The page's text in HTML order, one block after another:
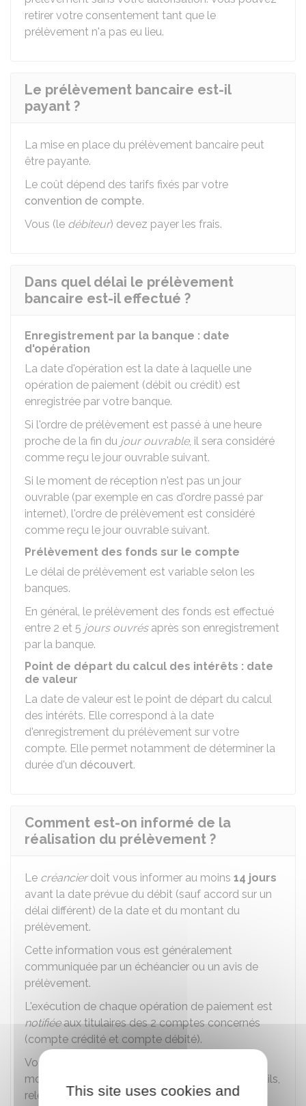
retirer votre consentement tant que le
prélèvement n'a pas eu lieu.
Le prélèvement bancaire est-il
payant ?
La mise en place du prélèvement bancaire peut
être payante.
Le coût dépend des tarifs fixés par votre
convention de compte.
Vous (le débiteur) devez payer les frais.
Dans quel délai le prélèvement
bancaire est-il effectué ?
Enregistrement par la banque : date
d'opération
La date d'opération est la date à laquelle une
opération de paiement (débit ou crédit) est
enregistrée par votre banque.
Si l'ordre de prélèvement est passé à une heure
proche de la fin du jour ouvrable, il sera considéré
comme reçu le jour ouvrable suivant.
Si le moment de réception n'est pas un jour
ouvrable (par exemple en cas d'ordre passé par
internet), l'ordre de prélèvement est considéré
comme reçu le jour ouvrable suivant.
Prélèvement des fonds sur le compte
Le délai de prélèvement est variable selon les
banques.
En général, le prélèvement des fonds est effectué
entre 2 et 5 jours ouvrésaprès son enregistrement
par la banque.
Point de départ du calcul des intérêts : date
de valeur
La date de valeur est le point de départ du calcul
des intérêts. Elle correspond à la date
d'enregistrement du prélèvement sur votre
compte. Elle permet notamment de déterminer la
durée d'un découvert.
Comment est-on informé de la
réalisation du prélèvement ?
Le créancierdoit vous informer au moins 14 jours
avant la date prévue du débit (sauf accord sur un
délai différent) de la date et du montant du
prélèvement.
Cette information vous est généralement
communiquée par un échéancier ou un avis de
prélèvement.
L'exécution de chaque opération de paiement est
notifiéeaux titulaires des 2 comptes concernés
(compte crédité et compte débité).
Vous pouvez convenir avec votre banque des
moyens et de la fréquence des notifications (mails,
relevés de comptes, etc.).
This site uses cookies and